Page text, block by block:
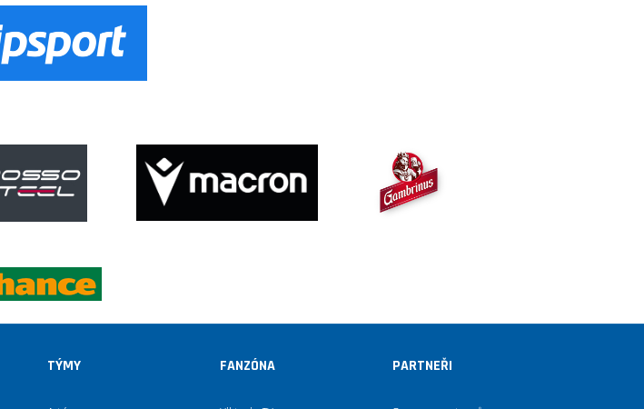
TÝMY FANZÓNA PARTNEŘI